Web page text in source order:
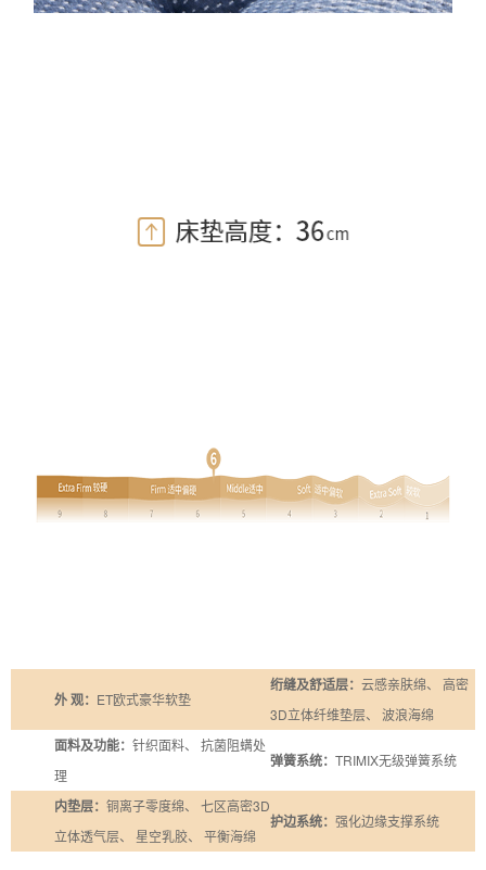
外 观： ET欧式豪华软垫
绗缝及舒适层： 云感亲肤绵、 高密
3D立体纤维垫层、 波浪海绵
面料及功能： 针织面料、 抗菌阻螨处
理
弹簧系统： TRIMIX无级弹簧系统
内垫层： 铜离子零度绵、 七区高密3D
立体透气层、 星空乳胶、 平衡海绵
护边系统： 强化边缘支撑系统